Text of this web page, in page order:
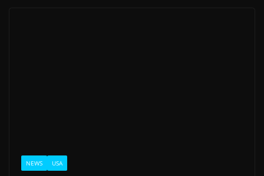
NEWS USA